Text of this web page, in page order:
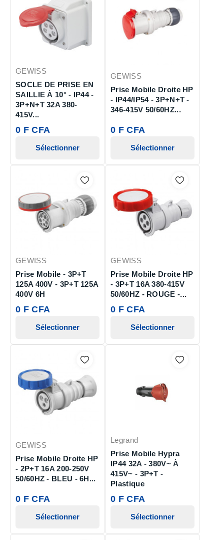
GEWISS
SOCLE DE PRISE EN
SAILLIE À 10° - IP44 -
3P+N+T 32A 380-
415V...
0 F CFA
Sélectionner
GEWISS
Prise Mobile Droite HP
- IP44/IP54 - 3P+N+T -
346-415V 50/60HZ...
0 F CFA
Sélectionner
GEWISS
Prise Mobile - 3P+T
125A 400V - 3P+T 125A
400V 6H
0 F CFA
Sélectionner
GEWISS
Prise Mobile Droite HP
- 3P+T 16A 380-415V
50/60HZ - ROUGE -...
0 F CFA
Sélectionner
GEWISS
Prise Mobile Droite HP
- 2P+T 16A 200-250V
50/60HZ - BLEU - 6H...
0 F CFA
Sélectionner
Legrand
Prise Mobile Hypra
IP44 32A - 380V~ À
415V~ - 3P+T -
Plastique
0 F CFA
Sélectionner